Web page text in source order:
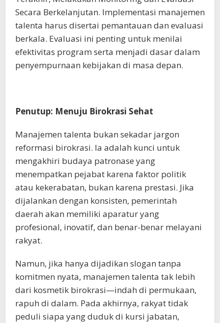
Secara Berkelanjutan. Implementasi manajemen
talenta harus disertai pemantauan dan evaluasi
berkala. Evaluasi ini penting untuk menilai
efektivitas program serta menjadi dasar dalam
penyempurnaan kebijakan di masa depan.
Penutup: Menuju Birokrasi Sehat
Manajemen talenta bukan sekadar jargon
reformasi birokrasi. Ia adalah kunci untuk
mengakhiri budaya patronase yang
menempatkan pejabat karena faktor politik
atau kekerabatan, bukan karena prestasi. Jika
dijalankan dengan konsisten, pemerintah
daerah akan memiliki aparatur yang
profesional, inovatif, dan benar-benar melayani
rakyat.
Namun, jika hanya dijadikan slogan tanpa
komitmen nyata, manajemen talenta tak lebih
dari kosmetik birokrasi—indah di permukaan,
rapuh di dalam. Pada akhirnya, rakyat tidak
peduli siapa yang duduk di kursi jabatan,